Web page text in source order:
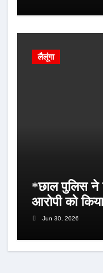
लैलूंगा
*छाल पुलिस ने
आरोपी को
Jun 30, 2026